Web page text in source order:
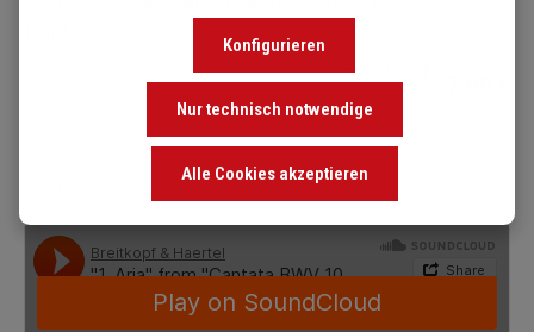
Nur technisch notwendige
Konfigurieren
Alle Cookies akzeptieren